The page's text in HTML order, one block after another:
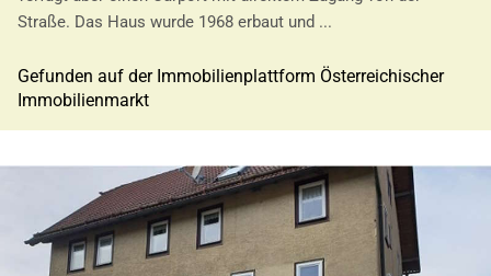
Straße. Das Haus wurde 1968 erbaut und ...
Gefunden auf der Immobilienplattform Österreichischer
Immobilienmarkt